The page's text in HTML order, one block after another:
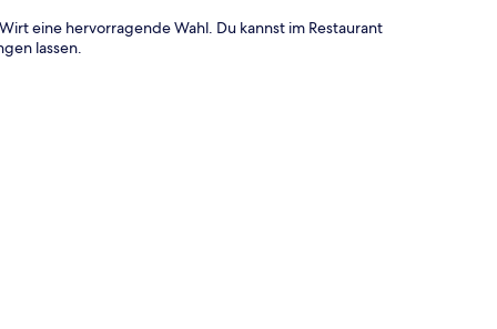
eine hervorragende Wahl. Du kannst im Restaurant
lassen.